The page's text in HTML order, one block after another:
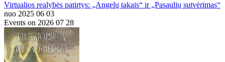
Virtualios realybės patirtys: „Angelų takais“ ir „Pasaulių sutvėrimas“
nuo 2025 06 03
Events on 2026 07 28